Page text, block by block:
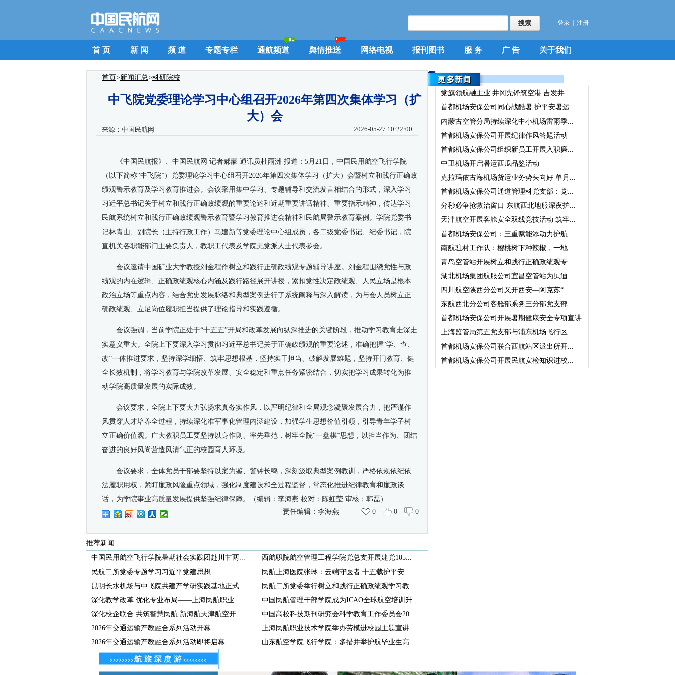
登录 注册
首 页 新 闻 频 道 专题专栏 通航频道 舆情推送 网络电视 报刊图书 服 务 广 告 关于我们
首页>新闻汇总>科研院校
中飞院党委理论学习中心组召开2026年第四次集体学习（扩
大）会
来源： 中国民航网 2026-05-27 10:22:00
《中国民航报》、中国民航网 记者郝蒙 通讯员杜雨洲 报道：5月21日，中国民用航空飞行学院
（以下简称“中飞院”）党委理论学习中心组召开2026年第四次集体学习（扩大）会暨树立和践行正确政
绩观警示教育及学习教育推进会。会议采用集中学习、专题辅导和交流发言相结合的形式，深入学习
习近平总书记关于树立和践行正确政绩观的重要论述和近期重要讲话精神、重要指示精神，传达学习
民航系统树立和践行正确政绩观警示教育暨学习教育推进会精神和民航局警示教育案例。学院党委书
记林青山、副院长（主持行政工作）马建新等党委理论中心组成员，各二级党委书记、纪委书记，院
直机关各职能部门主要负责人，教职工代表及学院无党派人士代表参会。
会议邀请中国矿业大学教授刘金程作树立和践行正确政绩观专题辅导讲座。刘金程围绕党性与政
绩观的内在逻辑、正确政绩观核心内涵及践行路径展开讲授，紧扣党性决定政绩观、人民立场是根本
政治立场等重点内容，结合党史发展脉络和典型案例进行了系统阐释与深入解读，为与会人员树立正
确政绩观、立足岗位履职担当提供了理论指导和实践遵循。
会议强调，当前学院正处于“十五五”开局和改革发展向纵深推进的关键阶段，推动学习教育走深走
实意义重大。全院上下要深入学习贯彻习近平总书记关于正确政绩观的重要论述，准确把握“学、查、
改”一体推进要求，坚持深学细悟、筑牢思想根基，坚持实干担当、破解发展难题，坚持开门教育、健
全长效机制，将学习教育与学院改革发展、安全稳定和重点任务紧密结合，切实把学习成果转化为推
动学院高质量发展的实际成效。
会议要求，全院上下要大力弘扬求真务实作风，以严明纪律和全局观念凝聚发展合力，把严谨作
风贯穿人才培养全过程，持续深化准军事化管理内涵建设，加强学生思想价值引领，引导青年学子树
立正确价值观。广大教职员工要坚持以身作则、率先垂范，树牢全院“一盘棋”思想，以担当作为、团结
奋进的良好风尚营造风清气正的校园育人环境。
会议要求，全体党员干部要坚持以案为鉴、警钟长鸣，深刻汲取典型案例教训，严格依规依纪依
法履职用权，紧盯廉政风险重点领域，强化制度建设和全过程监督，常态化推进纪律教育和廉政谈
话，为学院事业高质量发展提供坚强纪律保障。
（编辑：李海燕 校对：陈虹莹 审核：韩磊）
责任编辑： 李海燕 0 0 0
推荐新闻:
中国民用航空飞行学院暑期社会实践团赴川甘两...
民航二所党委专题学习习近平党建思想
昆明长水机场与中飞院共建产学研实践基地正式...
深化教学改革 优化专业布局——上海民航职业...
深化校企联合 共筑智慧民航 新海航天津航空开...
2026年交通运输产教融合系列活动开幕
2026年交通运输产教融合系列活动即将启幕
西航职院航空管理工程学院党总支开展建党105...
民航上海医院张琳：云端守医者 十五载护平安
民航二所党委举行树立和践行正确政绩观学习教...
中国民航管理干部学院成为ICAO全球航空培训升...
中国高校科技期刊研究会科学教育工作委员会20...
上海民航职业技术学院举办劳模进校园主题宣讲...
山东航空学院飞行学院：多措并举护航毕业生高...
党旗领航融主业 井冈先锋筑空港 吉发井...
首都机场安保公司同心战酷暑 护平安暑运
内蒙古空管分局持续深化中小机场雷雨季...
首都机场安保公司开展纪律作风答题活动
首都机场安保公司组织新员工开展入职廉...
中卫机场开启暑运西瓜品鉴活动
克拉玛依古海机场货运业务势头向好 单月...
首都机场安保公司通道管理科党支部：党...
分秒必争抢救治窗口 东航西北地服深夜护...
天津航空开展客舱安全双线竞技活动 筑牢...
首都机场安保公司：三重赋能添动力护航...
南航驻村工作队：樱桃树下种辣椒，一地...
青岛空管站开展树立和践行正确政绩观专...
湖北机场集团航服公司宜昌空管站为贝迪...
四川航空陕西分公司又开西安—阿克苏“...
东航西北分公司客舱部乘务三分部党支部...
首都机场安保公司开展暑期健康安全专项宣讲
上海监管局第五党支部与浦东机场飞行区...
首都机场安保公司联合西航站区派出所开...
首都机场安保公司开展民航安检知识进校...